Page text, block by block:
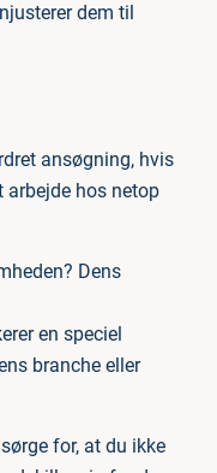
dem til
ansøgning, hvis
arbejde hos netop
Dens
en speciel
branche eller
for, at du ikke